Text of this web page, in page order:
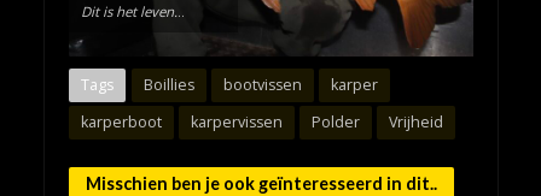
Dit is het leven.
Tags Boillies bootvissen
karper
karperboot
karpervissen Polder Vrijheid
Misschien ben je ook geïnteresseerd in dit..